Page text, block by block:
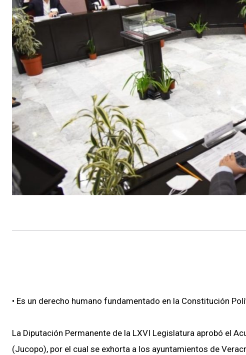
• Es un derecho humano fundamentado en la Constitución
La Diputación Permanente de la LXVI Legislatura aprobó el
(Jucopo), por el cual se exhorta a los ayuntamientos de